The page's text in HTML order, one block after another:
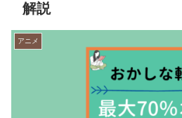
解説
アニメ